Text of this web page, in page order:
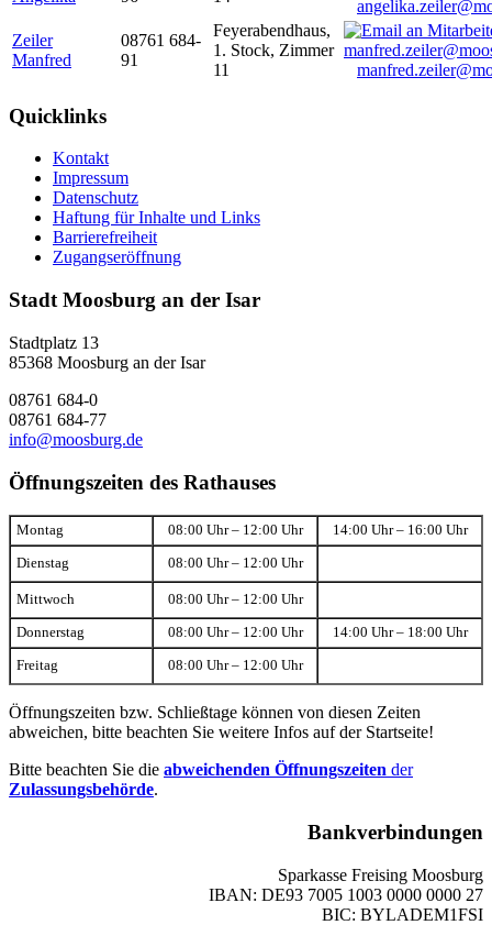
Zeiler
Manfred
08761 684-
91
Feyerabendhaus,
1. Stock, Zimmer
11
Quicklinks
Kontakt
Impressum
Datenschutz
Haftung für Inhalte und Links
Barrierefreiheit
Zugangseröffnung
Stadt Moosburg an der Isar
Stadtplatz 13
85368 Moosburg an der Isar
08761 684-0
08761 684-77
info@moosburg.de
Öffnungszeiten des Rathauses
Montag 08:00 Uhr – 12:00 Uhr 14:00 Uhr – 16:00 Uhr
Dienstag 08:00 Uhr – 12:00 Uhr
Mittwoch 08:00 Uhr – 12:00 Uhr
Donnerstag 08:00 Uhr – 12:00 Uhr 14:00 Uhr – 18:00 Uhr
Freitag 08:00 Uhr – 12:00 Uhr
Öffnungszeiten bzw. Schließtage können von diesen Zeiten
abweichen, bitte beachten Sie weitere Infos auf der Startseite!
Bitte beachten Sie die abweichenden Öffnungszeiten der
Zulassungsbehörde.
Bankverbindungen
Sparkasse Freising Moosburg
IBAN: DE93 7005 1003 0000 0000 27
BIC: BYLADEM1FSI